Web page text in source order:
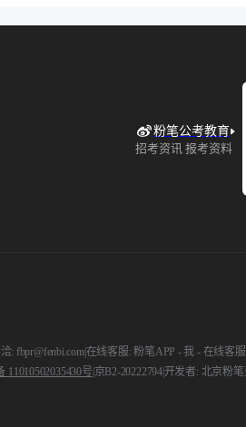
粉笔公考教育
招考资讯 报考资料
: fbpr@fenbi.com|在线客服: 粉笔APP - 我 - 在线客服
11010502035430号 京B2-20222794|开发者: 北京粉